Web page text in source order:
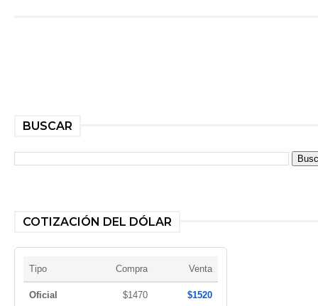
BUSCAR
COTIZACIÓN DEL DÓLAR
Tipo Compra Venta
Oficial $1470 $1520